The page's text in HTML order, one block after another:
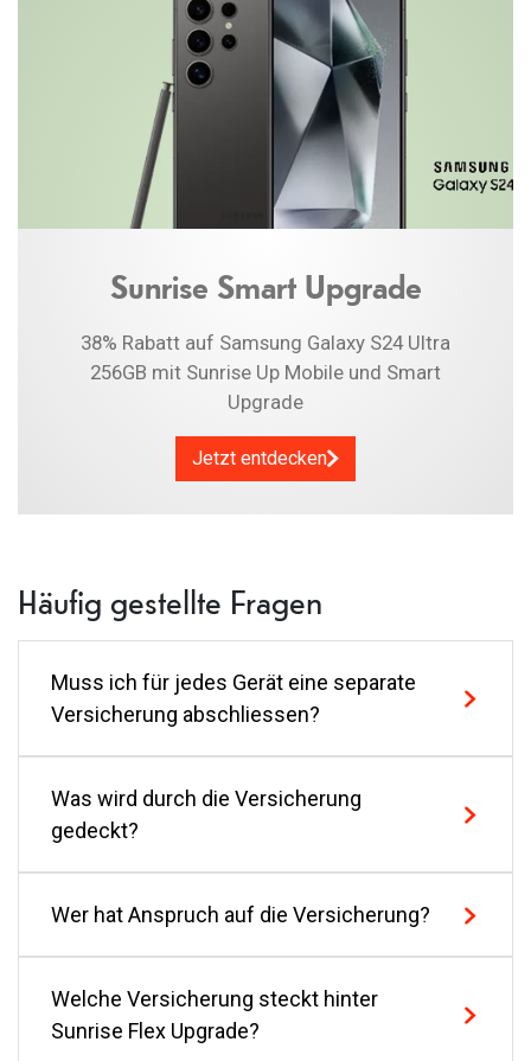
Sunrise Smart Upgrade
38% Rabatt auf Samsung Galaxy S24 Ultra
256GB mit Sunrise Up Mobile und Smart
Upgrade
Jetzt entdecken
Häufig gestellte Fragen
Muss ich für jedes Gerät eine separate
Versicherung abschliessen?
Ja, du musst für jedes Gerät eine separate
Versicherung abschliessen.
Was wird durch die Versicherung
gedeckt?
Versichert sind Diebstahl sowie Schäden, die
durch unvorhersehbare äussere Einwirkungen wie
Feuchtigkeit verursacht werden und dazu führen,
dass das Gerät nicht mehr ordnungsgemäss
Wer hat Anspruch auf die Versicherung?
Anspruchsberechtigt ist die Person, die das
versicherte Gerät als autorisierter Nutzer
Welche Versicherung steckt hinter
Sunrise Flex Upgrade?